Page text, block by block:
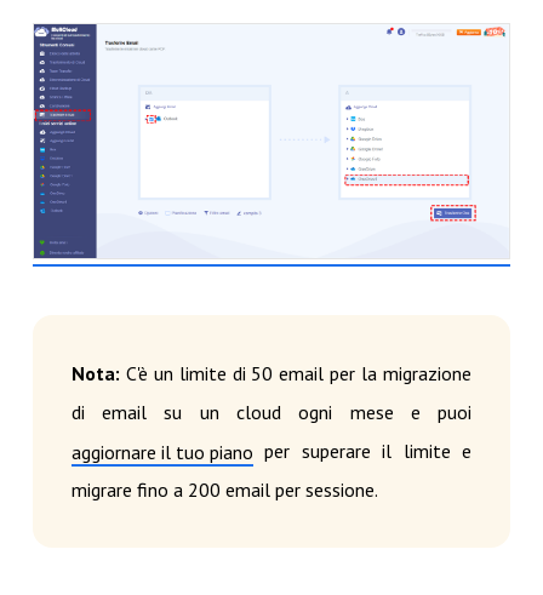
Nota: C'è un limite di 50 email per la migrazione
di email su un cloud ogni mese e puoi
aggiornare il tuo piano per superare il limite e
migrare fino a 200 email per sessione.